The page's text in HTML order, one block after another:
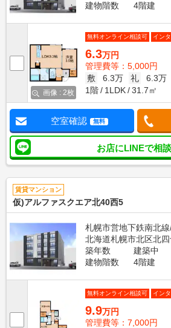
建物階数
4階建
画像 : 2枚
無料オンライン相談可 イン
6.3万円
管理費等：5,000円
敷
6.3万 礼
6.3万
1階
1LDK 31.7㎡
空室確認 無料
お店にLINEで相
賃貸マンション
仮)アルファスクエア北40西5
札幌市営地下鉄南北
北海道札幌市北区北
築年数
建築中
建物階数
4階建
無料オンライン相談可 イン
9.9万円
管理費等：7,000円